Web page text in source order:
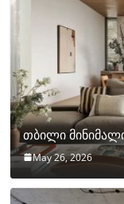
თბილი
May 26, 2026